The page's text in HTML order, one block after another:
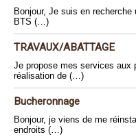
Bonjour, Je suis en recherche
BTS (…)
TRAVAUX/ABATTAGE
Je propose mes services aux
réalisation de (…)
Bucheronnage
Bonjour, je viens de me
endroits (…)